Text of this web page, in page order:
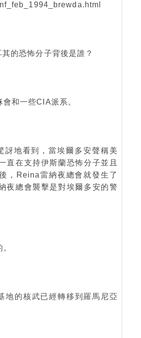
的恐怖分子背後是誰？
會和一些CIA派系。
訝地看到，當埃爾多安聲稱美
直在支持伊斯蘭恐怖分子並且
，Reina雷納夜總會就發生了
夜總會襲擊是對埃爾多安的警
地的核武已經轉移到羅馬尼亞